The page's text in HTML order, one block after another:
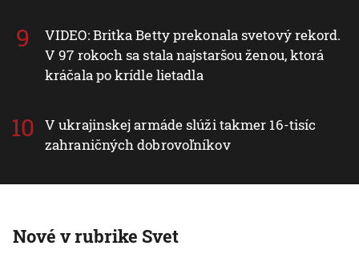
VIDEO: Britka Betty prekonala svetový rekord.
V 97 rokoch sa stala najstaršou ženou, ktorá
kráčala po krídle lietadla
V ukrajinskej armáde slúži takmer 16-tisíc
zahraničných dobrovoľníkov
Nové v rubrike Svet